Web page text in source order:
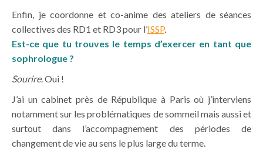
Enfin, je coordonne et co-anime des ateliers de séances
collectives des RD1 et RD3 pour l’ISSP.
Est-ce que tu trouves le temps d’exercer en tant que
sophrologue ?
Sourire. Oui !
J’ai un cabinet près de République à Paris où j’interviens
notamment sur les problématiques de sommeil mais aussi et
surtout dans l’accompagnement des périodes de
changement de vie au sens le plus large du terme.